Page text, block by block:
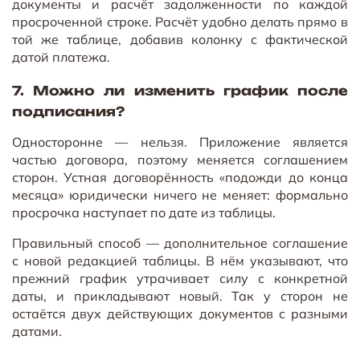
документы и расчёт задолженности по каждой
просроченной строке. Расчёт удобно делать прямо в
той же таблице, добавив колонку с фактической
датой платежа.
7. Можно ли изменить график после
подписания?
Односторонне — нельзя. Приложение является
частью договора, поэтому меняется соглашением
сторон. Устная договорённость «подожди до конца
месяца» юридически ничего не меняет: формально
просрочка наступает по дате из таблицы.
Правильный способ — дополнительное соглашение
с новой редакцией таблицы. В нём указывают, что
прежний график утрачивает силу с конкретной
даты, и прикладывают новый. Так у сторон не
остаётся двух действующих документов с разными
датами.